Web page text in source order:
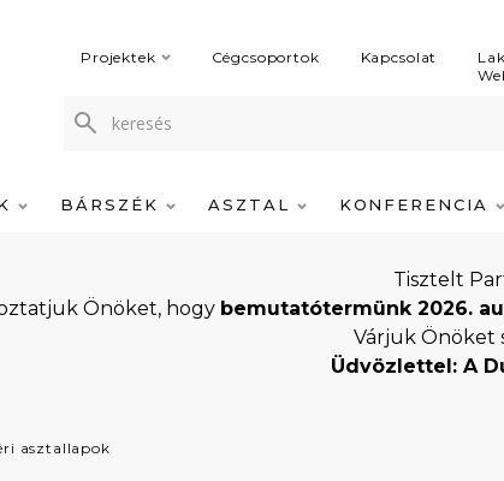
Projektek Cégcsoportok Kapcsolat
BÁRSZÉK ASZTAL KONFERENCIA
Tisztelt
Önöket, hogy bemutatótermünk 2026.
Várjuk Önöket
Üdvözlettel: A
asztallapok